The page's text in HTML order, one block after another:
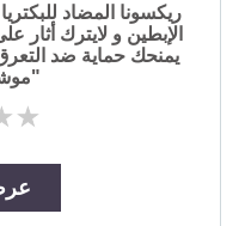
ريكسونا المضاد
الإبطين و لايترك أثار